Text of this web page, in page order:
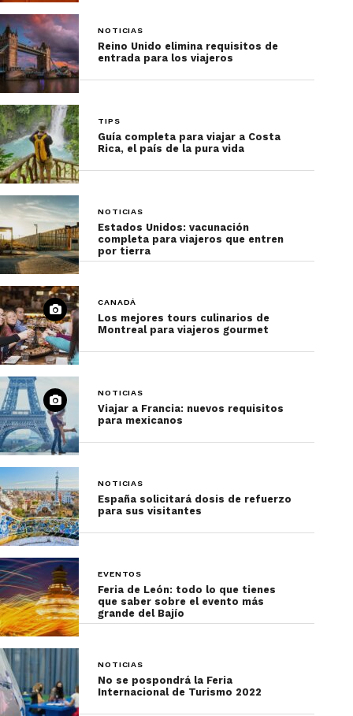
NOTICIAS
Reino Unido elimina requisitos de
entrada para los viajeros
TIPS
Guía completa para viajar a Costa
Rica, el país de la pura vida
NOTICIAS
Estados Unidos: vacunación
completa para viajeros que entren
por tierra
CANADÁ
Los mejores tours culinarios de
Montreal para viajeros gourmet
NOTICIAS
Viajar a Francia: nuevos requisitos
para mexicanos
NOTICIAS
España solicitará dosis de refuerzo
para sus visitantes
EVENTOS
Feria de León: todo lo que tienes
que saber sobre el evento más
grande del Bajío
NOTICIAS
No se pospondrá la Feria
Internacional de Turismo 2022